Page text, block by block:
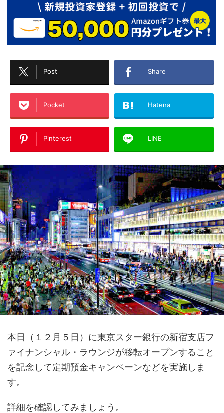
Post Share
Pocket Hatena
Pinterest LINE
本日（１２月５日）に東京スター銀行の新宿支店フ
ァイナンシャル・ラウンジが移転オープンすること
を記念して定期預金キャンペーンなどを実施しま
す。
詳細を確認してみましょう。